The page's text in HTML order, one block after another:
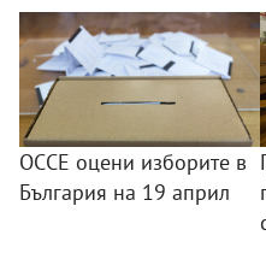
ОССЕ оцени изборите в
България на 19 април